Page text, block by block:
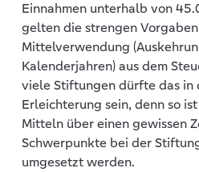
Einnahmen unterhalb von
gelten die strengen
Mittelverwendung
Kalenderjahren) aus dem
viele Stiftungen dürfte das in
Erleichterung sein, denn so
Mitteln über einen gewissen
Schwerpunkte bei der
umgesetzt werden.